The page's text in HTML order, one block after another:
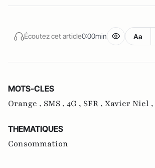
Écoutez cet article0:00min Aa
MOTS-CLES
Orange , SMS , 4G , SFR , Xavier Niel ,
THEMATIQUES
Consommation